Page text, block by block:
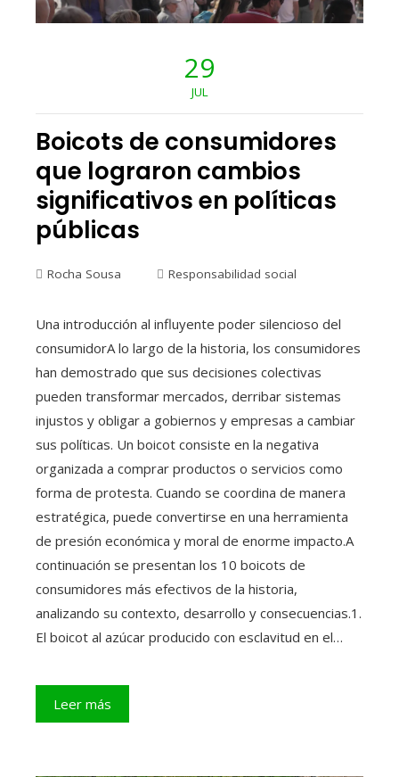
29
JUL
Boicots de consumidores
que lograron cambios
significativos en políticas
públicas
Rocha Sousa Responsabilidad social
Una introducción al influyente poder silencioso del
consumidorA lo largo de la historia, los consumidores
han demostrado que sus decisiones colectivas
pueden transformar mercados, derribar sistemas
injustos y obligar a gobiernos y empresas a cambiar
sus políticas. Un boicot consiste en la negativa
organizada a comprar productos o servicios como
forma de protesta. Cuando se coordina de manera
estratégica, puede convertirse en una herramienta
de presión económica y moral de enorme impacto.A
continuación se presentan los 10 boicots de
consumidores más efectivos de la historia,
analizando su contexto, desarrollo y consecuencias.1.
El boicot al azúcar producido con esclavitud en el…
Leer más